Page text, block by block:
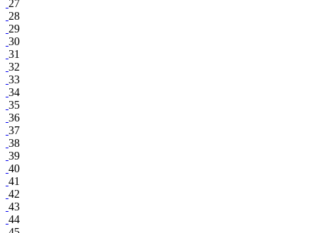
27
28
29
30
31
32
33
34
35
36
37
38
39
40
41
42
43
44